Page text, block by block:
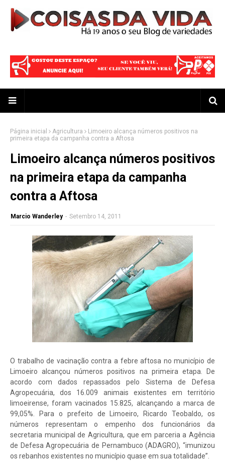
Página inicial Agricultura
Limoeiro alcança números positivos na
primeira etapa da campanha contra a Aftosa
Limoeiro alcança números positivos
na primeira etapa da campanha
contra a Aftosa
Marcio Wanderley - Setembro 14, 2011
O trabalho de vacinação contra a febre aftosa no município de
Limoeiro alcançou números positivos na primeira etapa. De
acordo com dados repassados pelo Sistema de Defesa
Agropecuária, dos 16.009 animais existentes em território
limoeirense, foram vacinados 15.825, alcançando a marca de
99,05%. Para o prefeito de Limoeiro, Ricardo Teobaldo, os
números representam o empenho dos funcionários da
secretaria municipal de Agricultura, que em parceria a Agência
de Defesa Agropecuária de Pernambuco (ADAGRO), “imunizou
os rebanhos existentes no município quase em sua totalidade”.